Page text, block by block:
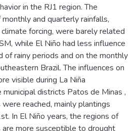
in the RJ1 region. The
and quarterly rainfalls,
forcing, were barely related
while El Niño had less influence
of rainy periods and on the monthly
Brazil. The influences on
visible during La Niña
municipal districts Patos de Minas ,
reached, mainly plantings
In El Niño years, the regions of
are more susceptible to drought